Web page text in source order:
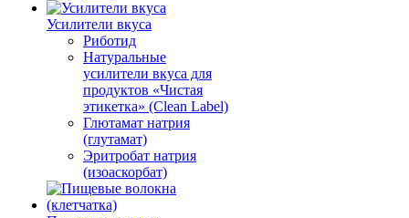
Усилители вкуса
Риботид
Натуральные
усилители вкуса для
продуктов «Чистая
этикетка» (Clean Label)
Глютамат натрия
(глутамат)
Эритробат натрия
(изоаскорбат)